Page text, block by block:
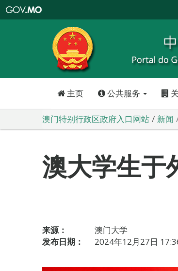
特
政
区
政
口
主页 公共服务
澳门特别行政区政府入口网站 新闻
澳大学生于
来源：
澳门大学
发布日期：
2024年12月27日